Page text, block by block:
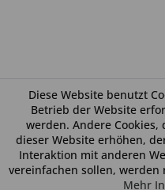
Diese Website benutzt
Betrieb der Website
werden. Andere
dieser Website erhöhen,
Interaktion mit anderen
vereinfachen sollen,
Mehr